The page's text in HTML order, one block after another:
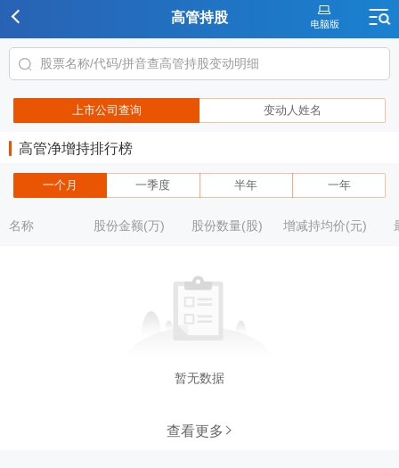
高管持股
上市公司查询 变动人姓名
高管净增持排行榜
一个月 一季度 半年 一年
名称 股份金额(万) 股份数量(股) 增减持均价(元)
暂无数据
查看更多